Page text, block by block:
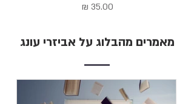
מחיר
מאמרים מהבלוג על אביזרי עונג